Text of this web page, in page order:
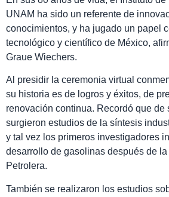
UNAM ha sido un referente de
conocimientos, y ha jugado un papel
tecnológico y científico de México,
Graue Wiechers.
Al presidir la ceremonia virtual
su historia es de logros y éxitos, de
renovación continua. Recordó que de
surgieron estudios de la síntesis
y tal vez los primeros investigadores
desarrollo de gasolinas después de
Petrolera.
También se realizaron los estudios